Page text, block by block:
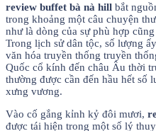
review buffet bà nà hill bắt
trong khoảng một câu chuyện
như là dòng của sự phù hợp
Trong lịch sử dân tộc, số lượng
văn hóa truyền thống truyền
Quốc cổ kính đến châu Âu thời
thường được cần đến hầu hết số
xưng vương.
Vào cố gắng kỉnh kỷ đôi mươi,
được tái hiện trong một số lý